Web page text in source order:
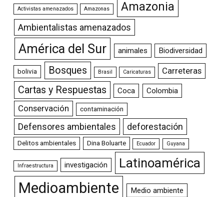
Activistas amenazados Amazonas Amazonia
Ambientalistas amenazados
América del Sur animales Biodiversidad
bolivia Bosques Brasil Caricaturas Carreteras
Cartas y Respuestas Coca Colombia
Conservación contaminación
Defensores ambientales deforestación
Delitos ambientales Dina Boluarte Ecuador Guyana
Infraestructura investigación Latinoamérica
Medioambiente Medio ambiente